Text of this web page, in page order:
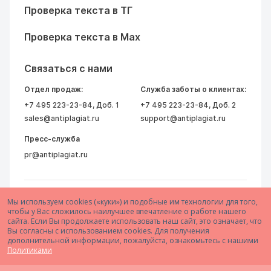
Мы используем cookies («куки») и подобные им технологии для того,
чтобы у Вас сложилось наилучшее впечатление о работе нашего
сайта. Если Вы продолжаете использовать наш сайт, это означает, что
Вы согласны с использованием cookies. Для получения
дополнительной информации, пожалуйста, ознакомьтесь с нашими
Политиками
Проверка текста в ТГ
Проверка текста в Max
Связаться с нами
Отдел продаж:
+7 495 223-23-84, Доб. 1
sales@antiplagiat.ru
Служба заботы о клиентах:
+7 495 223-23-84, Доб. 2
support@antiplagiat.ru
Пресс-служба
pr@antiplagiat.ru